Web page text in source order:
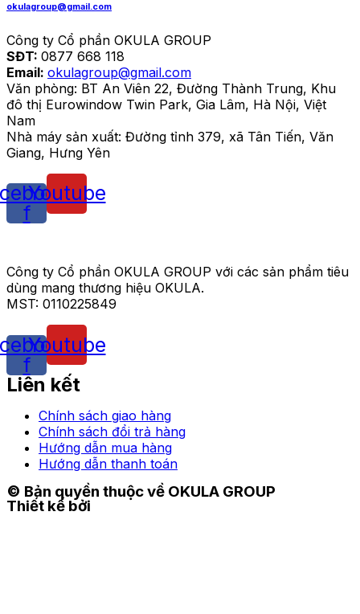
okulagroup@gmail.com
Công ty Cổ phần OKULA GROUP
SĐT: 0877 668 118
Email: okulagroup@gmail.com
Văn phòng: BT An Viên 22, Đường Thành Trung, Khu
đô thị Eurowindow Twin Park, Gia Lâm, Hà Nội, Việt
Nam
Nhà máy sản xuất: Đường tỉnh 379, xã Tân Tiến, Văn
Giang, Hưng Yên
f
Youtube
Công ty Cổ phần OKULA GROUP với các sản phẩm tiêu
dùng mang thương hiệu OKULA.
MST: 0110225849
f
Youtube
Liên kết
Chính sách giao hàng
Chính sách đổi trả hàng
Hướng dẫn mua hàng
Hướng dẫn thanh toán
© Bản quyền thuộc về OKULA GROUP
Thiết kế bởi TIME DESIGN